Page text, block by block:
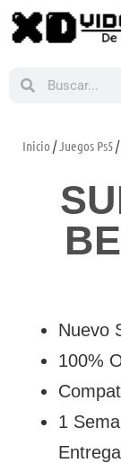
Inicio /Juegos Ps5/
Nuevo
100%
1